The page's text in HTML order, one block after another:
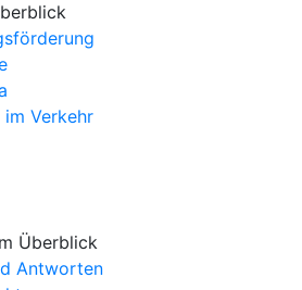
im Verkehr
Überblick
Antworten